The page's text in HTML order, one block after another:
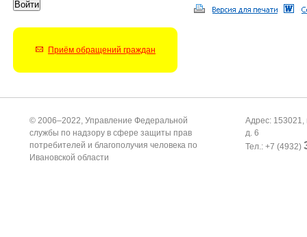
Приём обращений граждан
© 2006–2022, Управление Федеральной
службы по надзору в сфере защиты прав
потребителей и благополучия человека по
Ивановской области
Адрес: 153021,
д. 6
Тел.: +7 (4932)